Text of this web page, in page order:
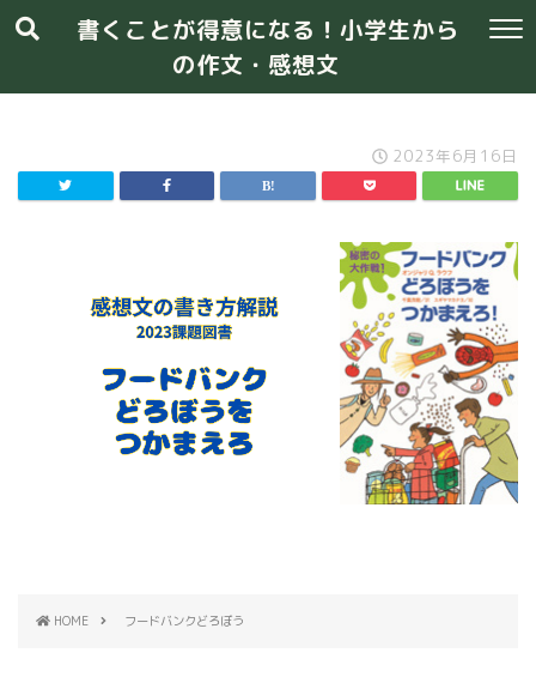
書くことが得意になる！小学生から
の作文・感想文
2023年6月16日
HOME フードバンクどろぼう